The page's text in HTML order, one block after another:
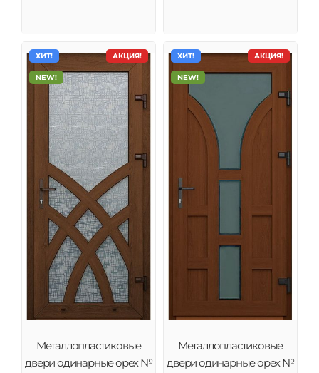
АКЦИЯ!
ХИТ!
NEW!
Металлопластиковые
двери одинарные орех №
АКЦИЯ!
ХИТ!
NEW!
Металлопластиковые
двери одинарные орех №